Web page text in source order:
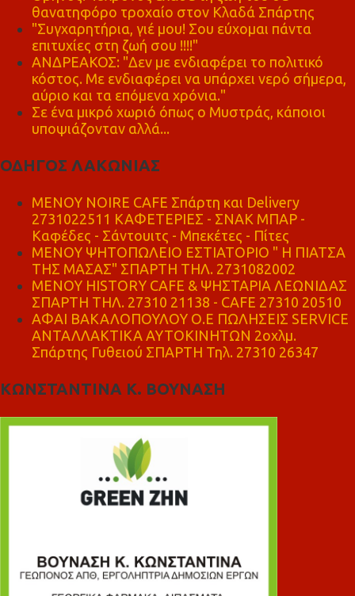
θανατηφόρο τροχαίο στον Κλαδά Σπάρτης
"Συγχαρητήρια, γιέ μου! Σου εύχομαι πάντα
επιτυχίες στη ζωή σου !!!!"
ΑΝΔΡΕΑΚΟΣ: "Δεν με ενδιαφέρει το πολιτικό
κόστος. Με ενδιαφέρει να υπάρχει νερό σήμερα,
αύριο και τα επόμενα χρόνια."
Σε ένα μικρό χωριό όπως ο Μυστράς, κάποιοι
υποψιάζονταν αλλά...
ΟΔΗΓΟΣ ΛΑΚΩΝΙΑΣ
MENOY NOIRE CAFE Σπάρτη και Delivery
2731022511 ΚΑΦΕΤΕΡΙΕΣ - ΣΝΑΚ ΜΠΑΡ -
Καφέδες - Σάντουιτς - Μπεκέτες - Πίτες
ΜΕΝΟΥ ΨΗΤΟΠΩΛΕΙΟ ΕΣΤΙΑΤΟΡΙΟ " Η ΠΙΑΤΣΑ
ΤΗΣ ΜΑΣΑΣ" ΣΠΑΡΤΗ ΤΗΛ. 2731082002
ΜΕΝΟΥ HISTORY CAFE & ΨΗΣΤΑΡΙΑ ΛΕΩΝΙΔΑΣ
ΣΠΑΡΤΗ ΤΗΛ. 27310 21138 - CAFE 27310 20510
ΑΦΑΙ ΒΑΚΑΛΟΠΟΥΛΟΥ Ο.Ε ΠΩΛΗΣΕΙΣ SERVICE
ΑΝΤΑΛΛΑΚΤΙΚΑ ΑΥΤΟΚΙΝΗΤΩΝ 2οχλμ.
Σπάρτης Γυθειού ΣΠΑΡΤΗ Τηλ. 27310 26347
ΚΩΝΣΤΑΝΤΙΝΑ Κ. ΒΟΥΝΑΣΗ